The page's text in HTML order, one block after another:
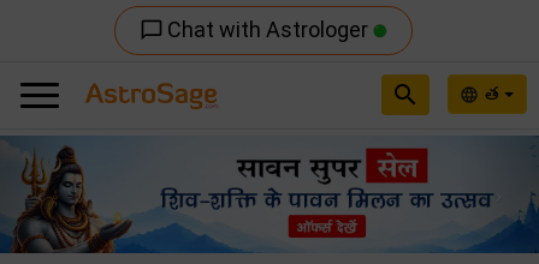
chat_bubble_outline Chat with Astrologer
language త
search
Previous